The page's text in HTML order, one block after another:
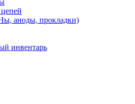
аноды, прокладки)
инвентарь